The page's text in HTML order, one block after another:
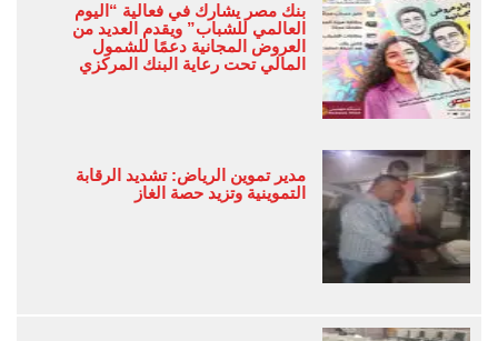
بنك مصر يشارك في فعالية “اليوم
العالمي للشباب” ويقدم العديد من
العروض المجانية دعمًا للشمول
المالي تحت رعاية البنك المركزي
مدير تموين الرياض: تشديد الرقابة
التموينية وتزيد حصة الغاز